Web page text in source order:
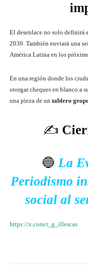
El desenlace no solo definirá
2030. También enviará una
América Latina en los
En una región donde los
otorgar cheques en blanco a
una pieza de un tablero
✍️
🔵La
Periodismo
social al
https://x.com/r_g_illescas